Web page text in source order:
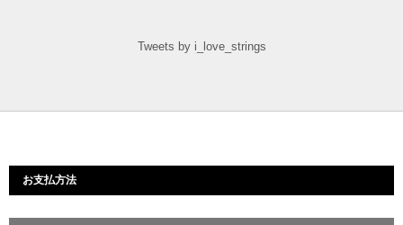
Tweets by i_love_strings
お支払方法